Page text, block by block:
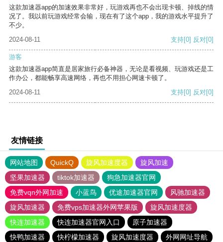
这款加速器app的加速效果非常好，玩游戏再也不会出现卡顿、掉线的情
况了。我以前玩游戏经常会输，现在有了这个app，我的游戏水平提升了
不少。
2024-08-11
支持[0] 反对[0]
游客
这款加速器app简直是居家旅行必备神器，无论是看视频、玩游戏还是工
作办公，都能畅享高速网络，再也不用担心网速卡顿了。
2024-08-11
支持[0] 反对[0]
友情链接
网站地图 QuickQ 旋风加速度器
旋风加速
坚果加速器
tiktok加速器
狗急加速器官网
免费vqn外网加速
小蓝鸟 优途加速器官网
风驰加速器
旋风加速器
免费vps加速器外网苹果版
旋风加速度器
快连加速器
快连加速器官网入口
原子加速器
快鸭加速器
快柠檬加速器 旋风加速度器
外网网址导航